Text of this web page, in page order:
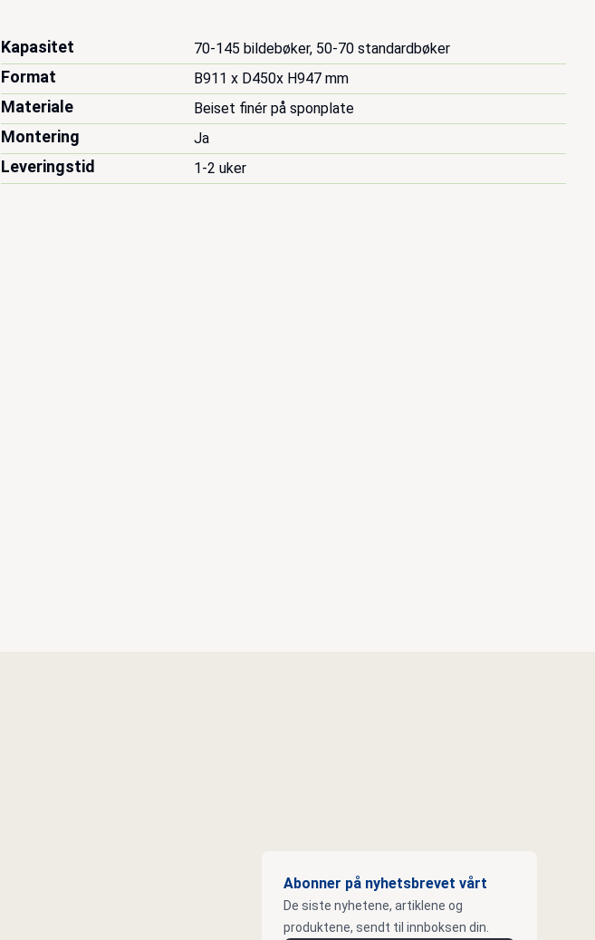
Kapasitet 70-145 bildebøker, 50-70 standardbøker
Format B911 x D450x H947 mm
Materiale Beiset finér på sponplate
Montering Ja
Leveringstid 1-2 uker
Abonner på nyhetsbrevet vårt
De siste nyhetene, artiklene og
produktene, sendt til innboksen din.